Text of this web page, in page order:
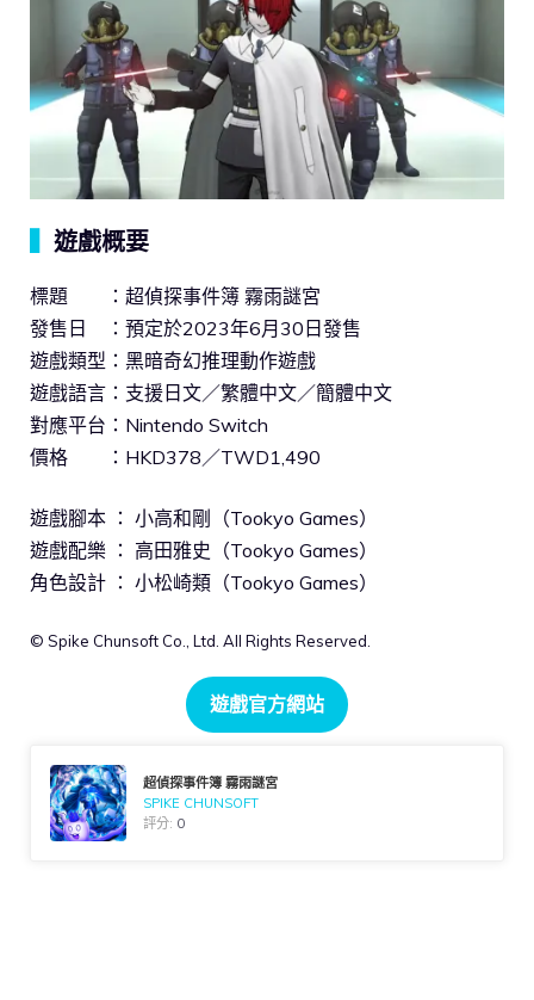
遊戲概要
標題 ：超偵探事件簿 霧雨謎宮
發售日 ：預定於2023年6月30日發售
遊戲類型：黑暗奇幻推理動作遊戲
遊戲語言：支援日文／繁體中文／簡體中文
對應平台：Nintendo Switch
價格 ：HKD378／TWD1,490
遊戲腳本 ： 小高和剛（Tookyo Games）
遊戲配樂 ： 高田雅史（Tookyo Games）
角色設計 ： 小松崎類（Tookyo Games）
© Spike Chunsoft Co., Ltd. All Rights Reserved.
遊戲官方網站
超偵探事件簿 霧雨謎宮
SPIKE CHUNSOFT
評分: 0